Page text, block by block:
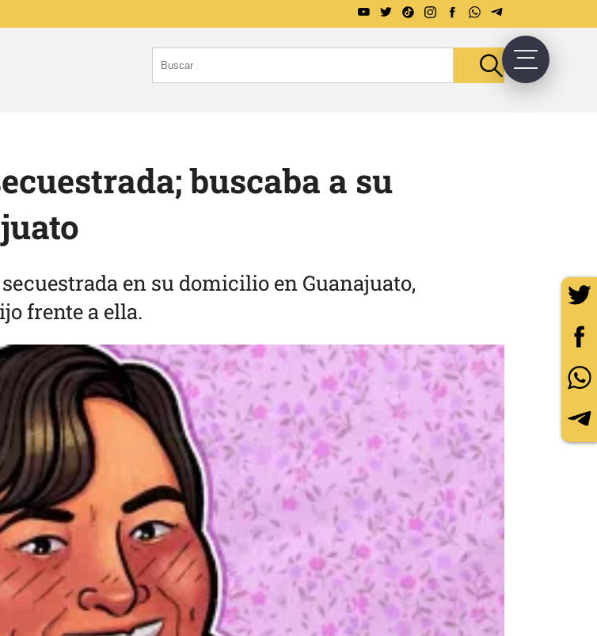
buscaba a su
en su domicilio en Guanajuato,
frente a ella.